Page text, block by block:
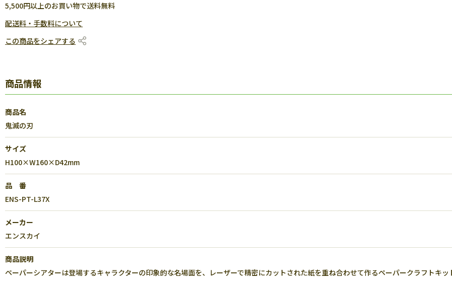
5,500円以上のお買い物で送料無料
配送料・手数料について
この商品をシェアする
商品情報
商品名
鬼滅の刃
サイズ
H100×W160×D42mm
品 番
ENS-PT-L37X
メーカー
エンスカイ
商品説明
ペーパーシアターは登場するキャラクターの印象的な名場面を、レーザーで精密にカットされた紙を重ね合わせて作るペーパークラフトキッ